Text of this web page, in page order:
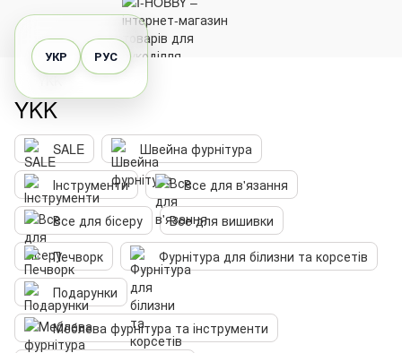
УКР РУС
YKK
SALE
Швейна фурнітура
Інструменти
Все для в'язання
Все для бісеру
Все для вишивки
Печворк
Фурнітура для білизни та корсетів
Подарунки
Меблева фурнітура та інструменти